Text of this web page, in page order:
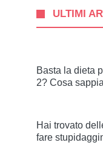
ULTIMI
Basta la dieta
2? Cosa
Hai trovato
fare